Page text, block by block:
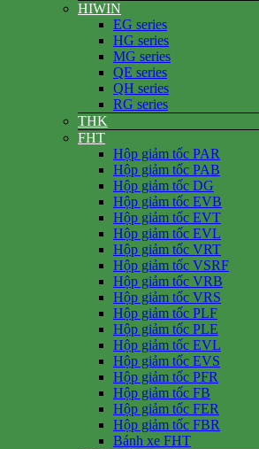
HIWIN
EG series
HG series
MG series
QE series
QH series
RG series
THK
FHT
Hộp giảm tốc PAR
Hộp giảm tốc PAB
Hộp giảm tốc DG
Hộp giảm tốc EVB
Hộp giảm tốc EVT
Hộp giảm tốc EVL
Hộp giảm tốc VRT
Hộp giảm tốc VSRF
Hộp giảm tốc VRB
Hộp giảm tốc VRS
Hộp giảm tốc PLF
Hộp giảm tốc PLE
Hộp giảm tốc EVL
Hộp giảm tốc EVS
Hộp giảm tốc PFR
Hộp giảm tốc FB
Hộp giảm tốc FER
Hộp giảm tốc FBR
Bánh xe FHT